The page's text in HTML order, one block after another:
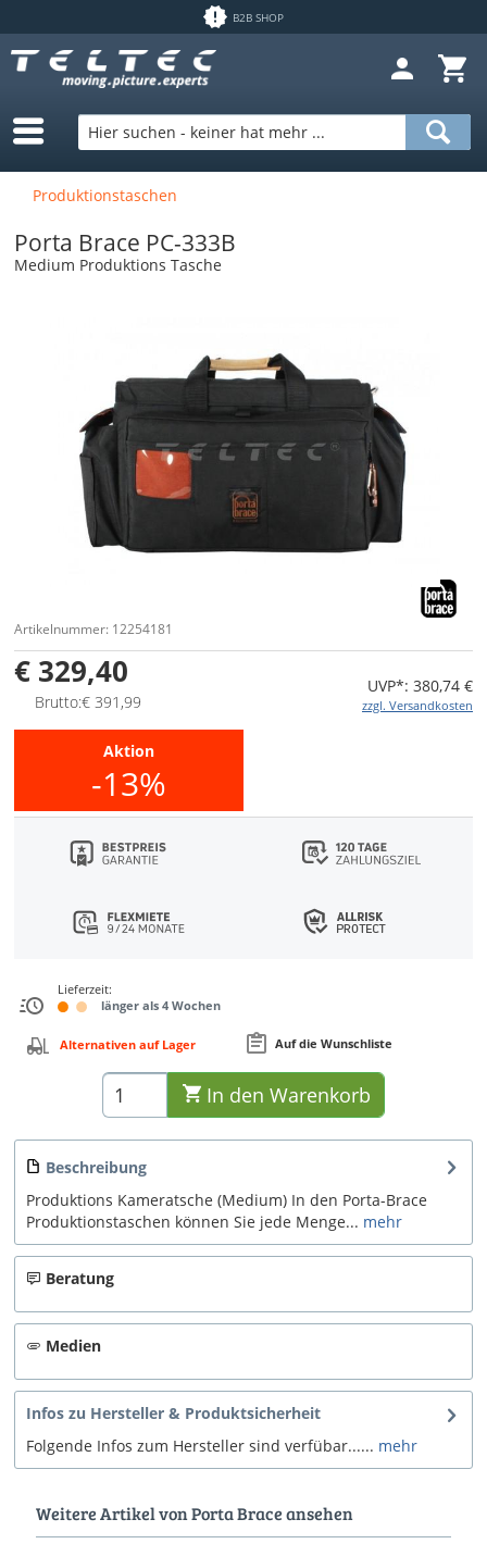
B2B SHOP
Produktionstaschen
Porta Brace PC-333B
Medium Produktions Tasche
Artikelnummer: 12254181
€ 329,40
Brutto:€ 391,99
UVP*: 380,74 €
zzgl. Versandkosten
Aktion
-13%
Lieferzeit:
länger als 4 Wochen
Alternativen auf Lager Auf die Wunschliste
In den Warenkorb
Beschreibung
Produktions Kameratsche (Medium) In den Porta-Brace
Produktionstaschen können Sie jede Menge... mehr
Beratung
Medien
Infos zu Hersteller & Produktsicherheit
Folgende Infos zum Hersteller sind verfübar...... mehr
Weitere Artikel von Porta Brace ansehen